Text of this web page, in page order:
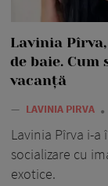
Lavinia
de baie.
vacanță
— LAVINIA PIRVA
Lavinia Pîrva i-
socializare cu
exotice.